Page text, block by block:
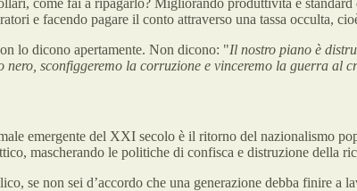
come fai a ripagarlo? Migliorando produttività e
e facendo pagare il conto attraverso una tassa occulta,
lo dicono apertamente. Non dicono: "Il nostro piano è
nero, sconfiggeremo la corruzione e vinceremo la guerra al
emergente del XXI secolo è il ritorno del nazionalismo
mascherando le politiche di confisca e distruzione della
se non sei d’accordo che una generazione debba finire